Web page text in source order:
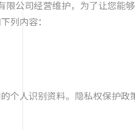
限公司经营维护，为了让您
列内容：
个人识别资料。隐私权保护